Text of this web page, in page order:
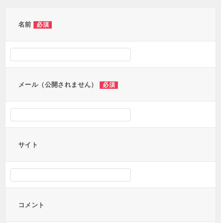
名前 必須
メール（公開されません） 必須
サイト
コメント